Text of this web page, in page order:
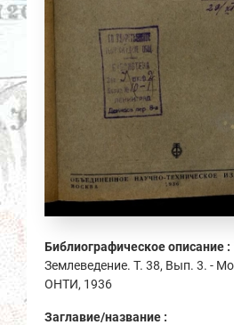
Библиографическое описание :
Землеведение. Т. 38, Вып. 3. -
ОНТИ, 1936
Заглавие/название :